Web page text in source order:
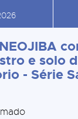
e solo
- Série